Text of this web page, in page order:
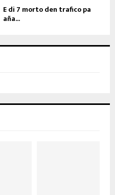
E di 7 morto den trafico pa
aña...